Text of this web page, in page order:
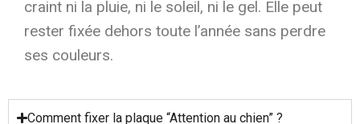
craint ni la pluie, ni le soleil, ni le gel. Elle peut
rester fixée dehors toute l’année sans perdre
ses couleurs.
Comment fixer la plaque “Attention au chien” ?